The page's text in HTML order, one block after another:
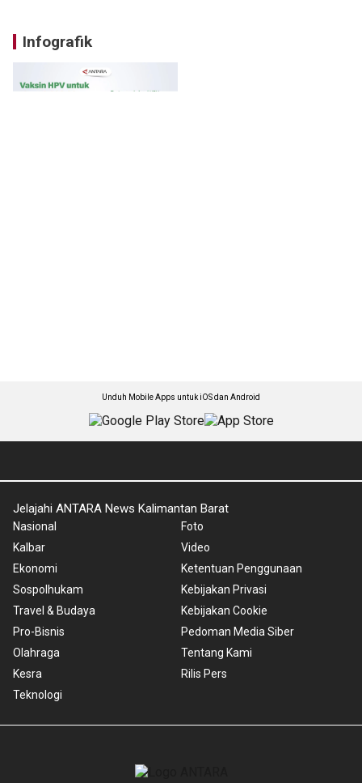
Infografik
Unduh Mobile Apps untuk iOS dan Android
Jelajahi ANTARA News Kalimantan Barat
Nasional
Kalbar
Ekonomi
Sospolhukam
Travel & Budaya
Pro-Bisnis
Olahraga
Kesra
Teknologi
Foto
Video
Ketentuan Penggunaan
Kebijakan Privasi
Kebijakan Cookie
Pedoman Media Siber
Tentang Kami
Rilis Pers